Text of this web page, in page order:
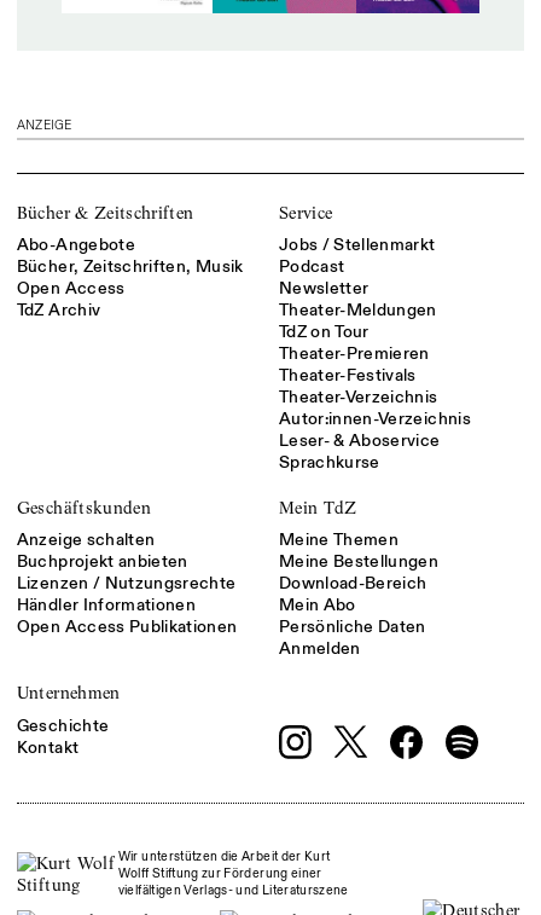
ANZEIGE
Bücher & Zeitschriften
Abo-Angebote
Bücher, Zeitschriften, Musik
Open Access
TdZ Archiv
Service
Jobs / Stellenmarkt
Podcast
Newsletter
Theater-Meldungen
TdZ on Tour
Theater-Premieren
Theater-Festivals
Theater-Verzeichnis
Autor:innen-Verzeichnis
Leser- & Aboservice
Sprachkurse
Geschäftskunden
Anzeige schalten
Buchprojekt anbieten
Lizenzen / Nutzungsrechte
Händler Informationen
Open Access Publikationen
Mein TdZ
Meine Themen
Meine Bestellungen
Download-Bereich
Mein Abo
Persönliche Daten
Anmelden
Unternehmen
Geschichte
Kontakt
Wir unterstützen die Arbeit der Kurt
Wolff Stiftung zur Förderung einer
vielfältigen Verlags- und Literaturszene